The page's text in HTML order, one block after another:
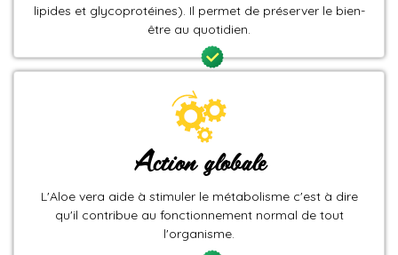
lipides et glycoprotéines). Il permet de préserver le bien-
être au quotidien.
Action globale
L'Aloe vera aide à stimuler le métabolisme c'est à dire
qu'il contribue au fonctionnement normal de tout
l'organisme.